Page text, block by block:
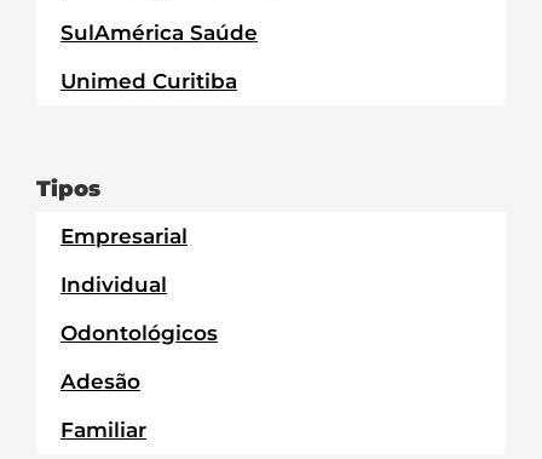
SulAmérica Saúde
Unimed Curitiba
Tipos
Empresarial
Individual
Odontológicos
Adesão
Familiar